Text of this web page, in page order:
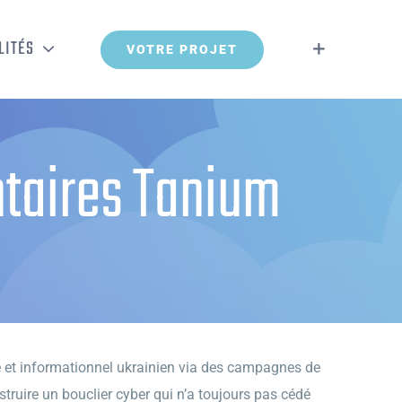
VOTRE PROJET
Tanium
et informationnel ukrainien via des campagnes de
un bouclier cyber qui n’a toujours pas cédé